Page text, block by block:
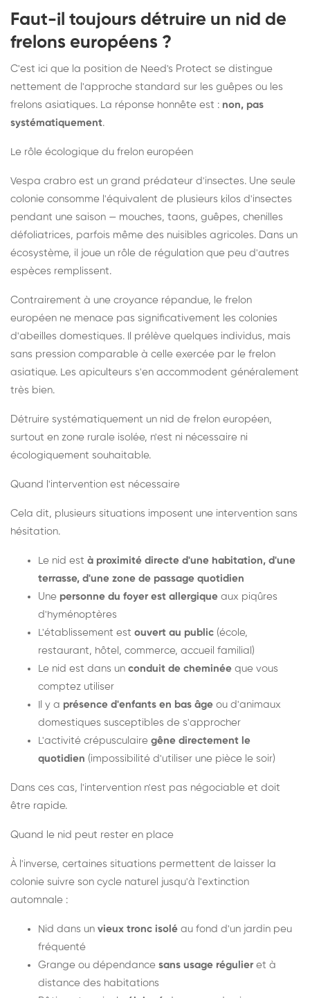
Faut-il toujours détruire un nid de
frelons européens ?
C'est ici que la position de Need's Protect se distingue
nettement de l'approche standard sur les guêpes ou les
frelons asiatiques. La réponse honnête est : non, pas
systématiquement.
Le rôle écologique du frelon européen
Vespa crabro est un grand prédateur d'insectes. Une seule
colonie consomme l'équivalent de plusieurs kilos d'insectes
pendant une saison — mouches, taons, guêpes, chenilles
défoliatrices, parfois même des nuisibles agricoles. Dans un
écosystème, il joue un rôle de régulation que peu d'autres
espèces remplissent.
Contrairement à une croyance répandue, le frelon
européen ne menace pas significativement les colonies
d'abeilles domestiques. Il prélève quelques individus, mais
sans pression comparable à celle exercée par le frelon
asiatique. Les apiculteurs s'en accommodent généralement
très bien.
Détruire systématiquement un nid de frelon européen,
surtout en zone rurale isolée, n'est ni nécessaire ni
écologiquement souhaitable.
Quand l'intervention est nécessaire
Cela dit, plusieurs situations imposent une intervention sans
hésitation.
Le nid est à proximité directe d'une habitation, d'une
terrasse, d'une zone de passage quotidien
Une personne du foyer est allergique aux piqûres
d'hyménoptères
L'établissement est ouvert au public (école,
restaurant, hôtel, commerce, accueil familial)
Le nid est dans un conduit de cheminée que vous
comptez utiliser
Il y a présence d'enfants en bas âge ou d'animaux
domestiques susceptibles de s'approcher
L'activité crépusculaire gêne directement le
quotidien (impossibilité d'utiliser une pièce le soir)
Dans ces cas, l'intervention n'est pas négociable et doit
être rapide.
Quand le nid peut rester en place
À l'inverse, certaines situations permettent de laisser la
colonie suivre son cycle naturel jusqu'à l'extinction
automnale :
Nid dans un vieux tronc isolé au fond d'un jardin peu
fréquenté
Grange ou dépendance sans usage régulier et à
distance des habitations